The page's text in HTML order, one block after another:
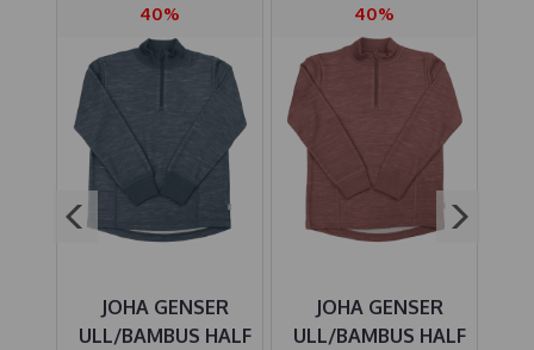
40%
JOHA GENSER
ULL/BAMBUS HALF
40%
JOHA GENSER
ULL/BAMBUS HALF